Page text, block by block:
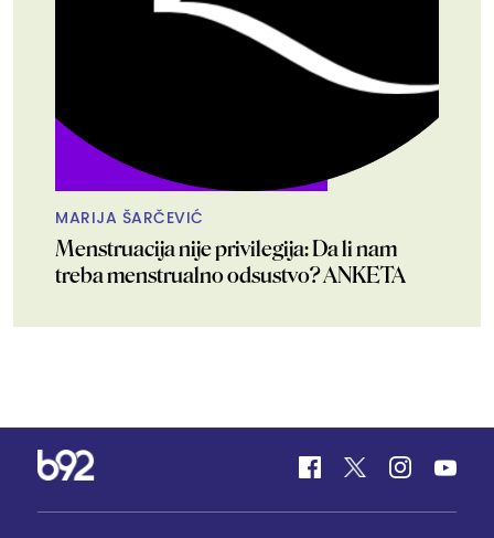
MARIJA ŠARČEVIĆ
Menstruacija nije privilegija: Da li nam
treba menstrualno odsustvo? ANKETA